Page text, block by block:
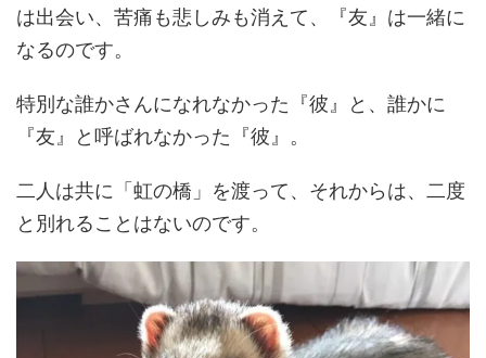
は出会い、苦痛も悲しみも消えて、『友』は一緒に
なるのです。
特別な誰かさんになれなかった『彼』と、誰かに
『友』と呼ばれなかった『彼』。
二人は共に「虹の橋」を渡って、それからは、二度
と別れることはないのです。